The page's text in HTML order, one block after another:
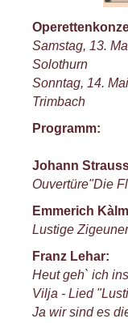
Samstag, 13.
Solothurn
Sonntag, 14.
Trimbach
Programm:
Johann
Ouvertüre"Die
Emmerich
Lustige
Franz Lehar:
Heut geh` ich
Vilja - Lied
Ja wir sind es